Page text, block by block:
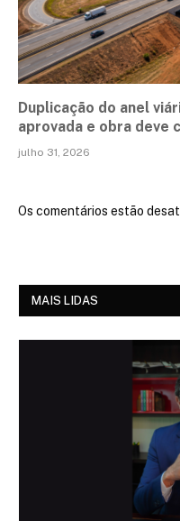
Duplicação do anel
aprovada e obra deve
julho 31, 2026
Os comentários estão
MAIS LIDAS